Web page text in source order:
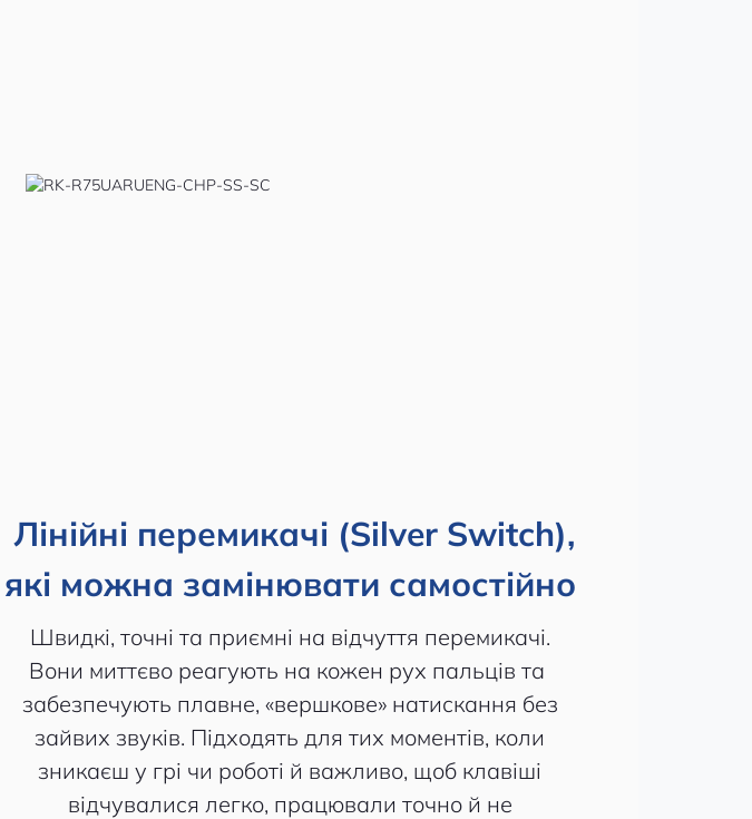
Лінійні перемикачі (Silver Switch),
які можна замінювати самостійно
Швидкі, точні та приємні на відчуття перемикачі.
Вони миттєво реагують на кожен рух пальців та
забезпечують плавне, «вершкове» натискання без
зайвих звуків. Підходять для тих моментів, коли
зникаєш у грі чи роботі й важливо, щоб клавіші
відчувалися легко, працювали точно й не